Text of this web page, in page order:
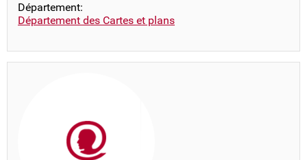
Département:
Département des Cartes et plans